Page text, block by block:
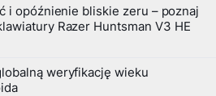
i opóźnienie bliskie zeru – poznaj
Razer Huntsman V3 HE
weryfikację wieku